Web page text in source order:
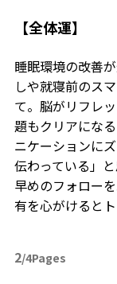
【全体運】
睡眠環境の改善
しや就寝前のス
て。脳がリフレ
題もクリアにな
ニケーションに
伝わっている」
早めのフォロー
有を心がけると
2/4Pages